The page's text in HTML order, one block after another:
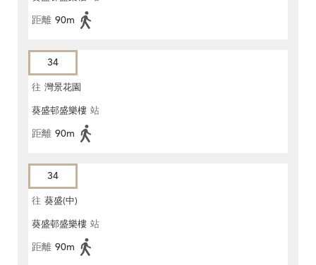
距離 90m
34
往 灣景花園
葵盛邨盛樂樓 站
距離 90m
34
往 葵盛(中)
葵盛邨盛樂樓 站
距離 90m